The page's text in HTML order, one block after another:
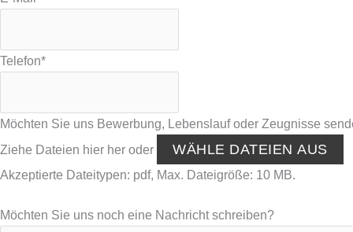
Telefon*
Möchten Sie uns Bewerbung, Lebenslauf oder Zeugnisse
Ziehe Dateien hier her oder
WÄHLE DATEIEN AUS
Akzeptierte Dateitypen: pdf, Max. Dateigröße: 10 MB.
Möchten Sie uns noch eine Nachricht schreiben?